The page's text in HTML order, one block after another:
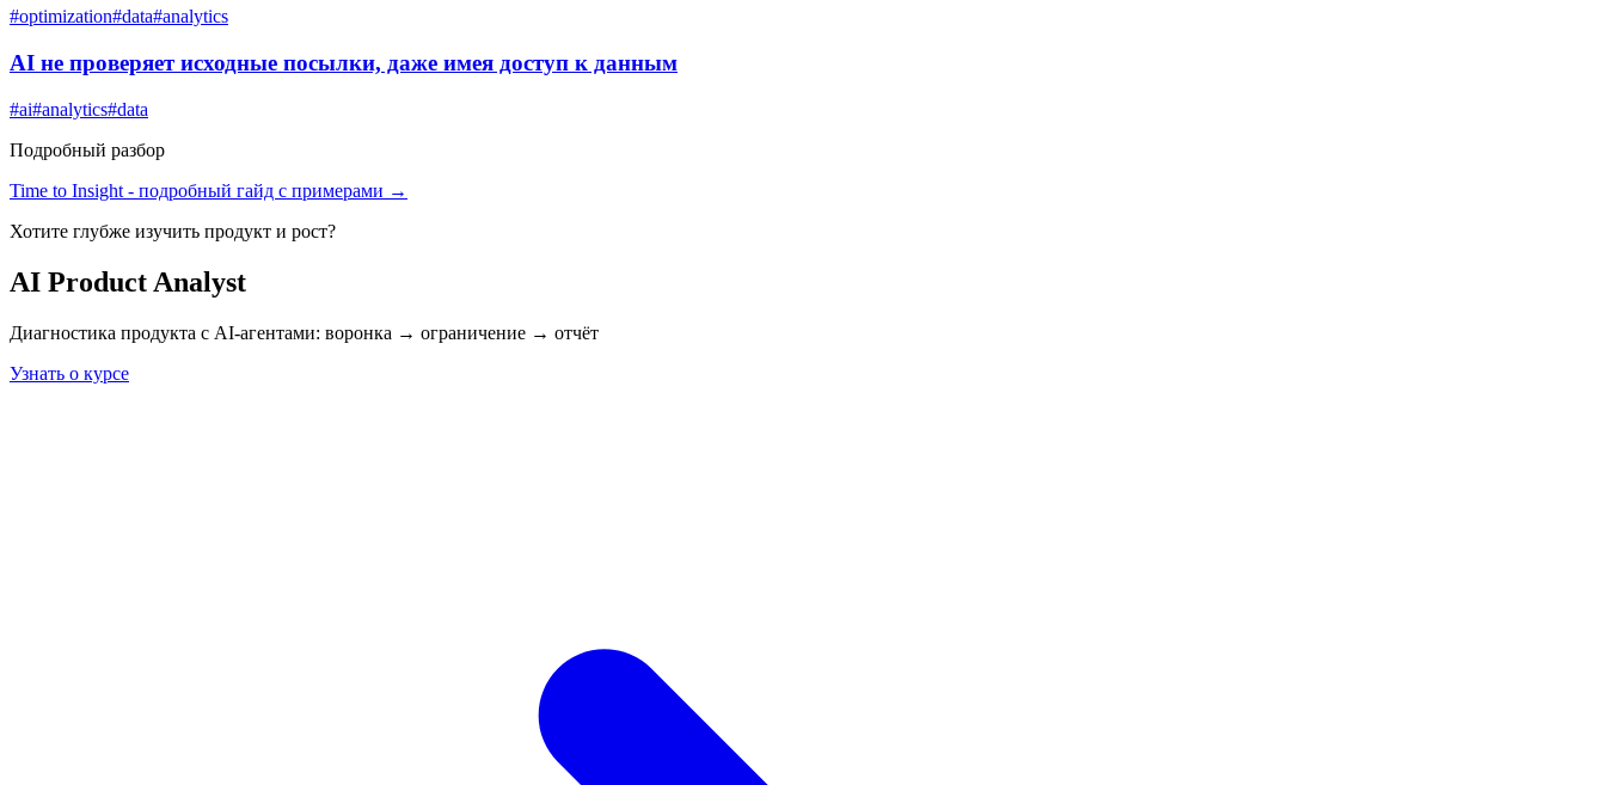
#optimization#data#analytics
AI не проверяет исходные посылки, даже имея доступ к данным
#ai#analytics#data
Подробный разбор
Time to Insight - подробный гайд с примерами →
Хотите глубже изучить продукт и рост?
AI Product Analyst
Диагностика продукта с AI-агентами: воронка → ограничение → отчёт
Узнать о курсе